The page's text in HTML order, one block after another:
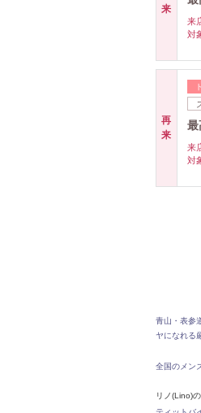
来
来
対
再
来
最
来
対
青山・表参
ヤになれる
全国のメン
リノ(Lino)